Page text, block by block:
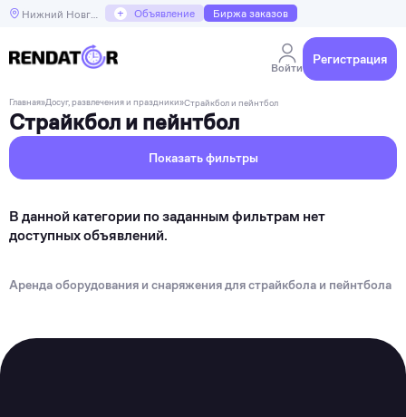
Нижний Новгород + Объявление Биржа заказов
Войти
Регистрация
Главная»Досуг, развлечения и праздники»Страйкбол и пейнтбол
Страйкбол и пейнтбол
Показать фильтры
В данной категории по заданным фильтрам нет
доступных объявлений.
Аренда оборудования и снаряжения для страйкбола и пейнтбола